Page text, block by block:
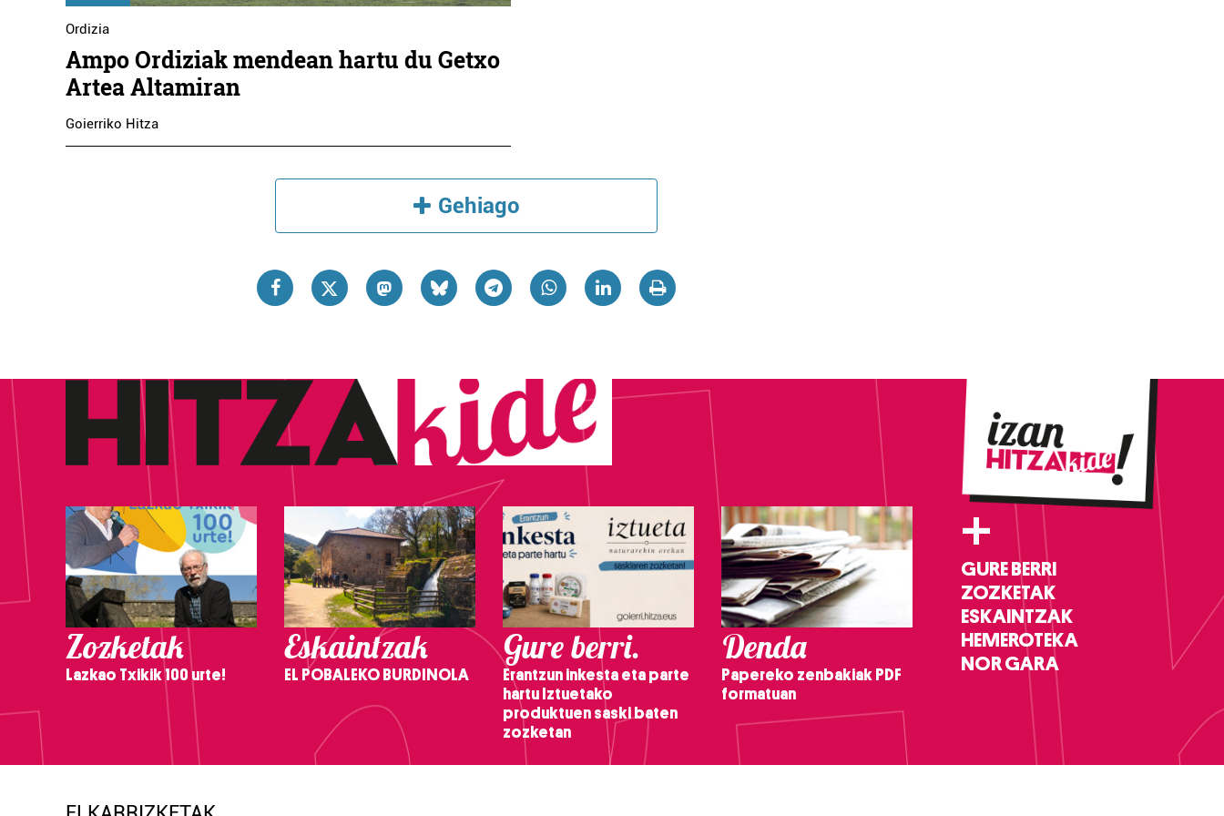
Ordizia
Ampo Ordiziak mendean hartu du Getxo
Artea Altamiran
Goierriko Hitza
Gehiago
Zozketak
Lazkao Txikik 100 urte!
Eskaintzak
EL POBALEKO BURDINOLA
Gure berri.
Erantzun inkesta eta parte
hartu Iztuetako
produktuen saski baten
zozketan
Denda
Papereko zenbakiak PDF
formatuan
+
GURE BERRI
ZOZKETAK
ESKAINTZAK
HEMEROTEKA
NOR GARA